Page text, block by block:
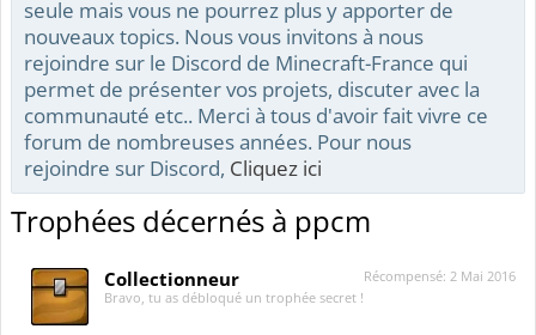
seule mais vous ne pourrez plus y apporter de
nouveaux topics. Nous vous invitons à nous
rejoindre sur le Discord de Minecraft-France qui
permet de présenter vos projets, discuter avec la
communauté etc.. Merci à tous d'avoir fait vivre ce
forum de nombreuses années. Pour nous
rejoindre sur Discord, Cliquez ici
Trophées décernés à ppcm
Récompensé: 2 Mai 2016
Collectionneur
Bravo, tu as débloqué un trophée secret !